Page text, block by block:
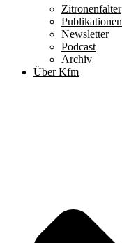
Zitronenfalter
Publikationen
Newsletter
Podcast
Archiv
Über Kfm